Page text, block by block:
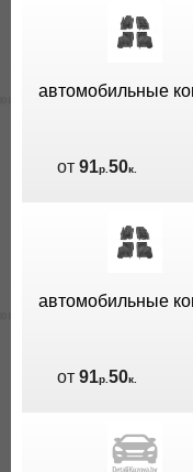
автомобильные
от91р.50к.
автомобильные
от91р.50к.